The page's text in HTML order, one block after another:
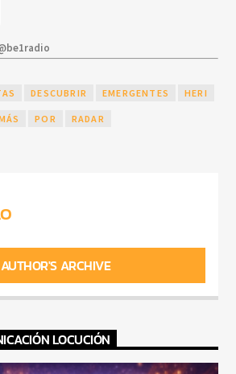
DESCUBRIR EMERGENTES HERI
POR RADAR
AUTHOR'S ARCHIVE
LOCUCIÓN